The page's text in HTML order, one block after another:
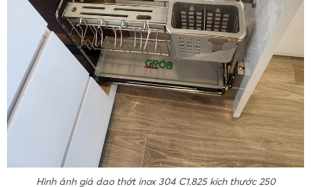
Hình ảnh giá dao thớt inox 304 C1.825 kích thước 250